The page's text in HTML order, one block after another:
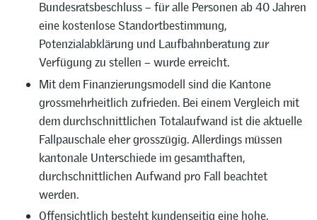
Bundesratsbeschluss – für alle Personen ab 40 Jahren
eine kostenlose Standortbestimmung,
Potenzialabklärung und Laufbahnberatung zur
Verfügung zu stellen – wurde erreicht.
Mit dem Finanzierungsmodell sind die Kantone
grossmehrheitlich zufrieden. Bei einem Vergleich mit
dem durchschnittlichen Totalaufwand ist die aktuelle
Fallpauschale eher grosszügig. Allerdings müssen
kantonale Unterschiede im gesamthaften,
durchschnittlichen Aufwand pro Fall beachtet
werden.
Offensichtlich besteht kundenseitig eine hohe,